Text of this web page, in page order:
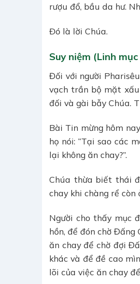
rượu đổ, bầu da hư.
Ðó là lời Chúa.
Suy niệm (Linh
Đối với người
vạch trần bộ mặt
đối và gài bẫy Chúa.
Bài Tin mừng hôm
họ nói: “Tại sao các
lại không ăn chay?”.
Chúa thừa biết thái
chay khi chàng rể còn
Người cho thấy mục
hồn, để đón chờ
ăn chay để chờ đợi
khác và để đề cao
lõi của việc ăn chay